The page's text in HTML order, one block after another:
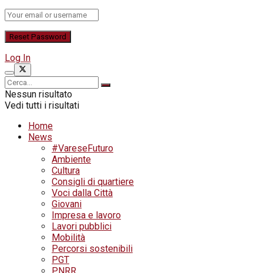
Log In
Nessun risultato
Vedi tutti i risultati
Home
News
#VareseFuturo
Ambiente
Cultura
Consigli di quartiere
Voci dalla Città
Giovani
Impresa e lavoro
Lavori pubblici
Mobilità
Percorsi sostenibili
PGT